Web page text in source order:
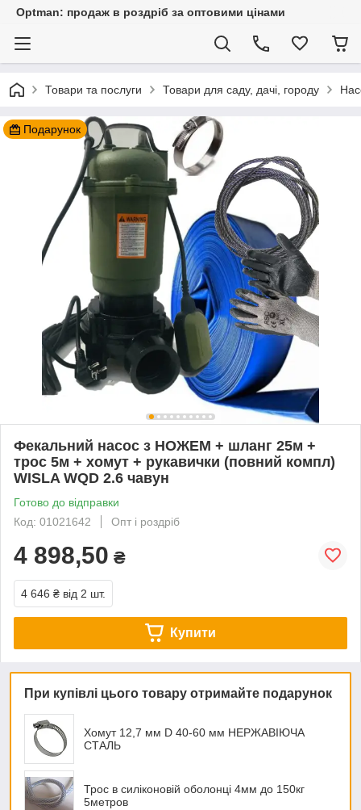
Optman: продаж в роздріб за оптовими цінами
Товари та послуги Товари для саду, дачі, городу
Подарунок
Фекальний насос з НОЖЕМ + шланг 25м +
трос 5м + хомут + рукавички (повний компл)
WISLA WQD 2.6 чавун
Готово до відправки
Код: 01021642
Опт і роздріб
4 898,50 ₴
4 646 ₴ від 2 шт.
Купити
При купівлі цього товару отримайте подарунок
Хомут 12,7 мм D 40-60 мм НЕРЖАВІЮЧА
СТАЛЬ
Трос в силіконовій оболонці 4мм до 150кг
5метров